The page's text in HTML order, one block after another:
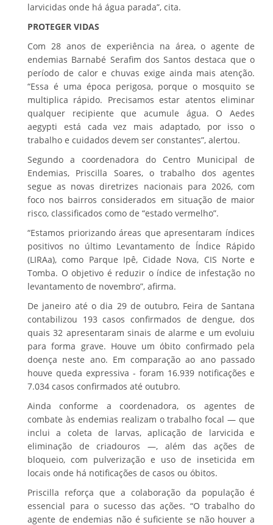
larvicidas onde há água parada”, cita.
PROTEGER VIDAS
Com 28 anos de experiência na área, o agente de
endemias Barnabé Serafim dos Santos destaca que o
período de calor e chuvas exige ainda mais atenção.
“Essa é uma época perigosa, porque o mosquito se
multiplica rápido. Precisamos estar atentos eliminar
qualquer recipiente que acumule água. O Aedes
aegypti está cada vez mais adaptado, por isso o
trabalho e cuidados devem ser constantes”, alertou.
Segundo a coordenadora do Centro Municipal de
Endemias, Priscilla Soares, o trabalho dos agentes
segue as novas diretrizes nacionais para 2026, com
foco nos bairros considerados em situação de maior
risco, classificados como de “estado vermelho”.
“Estamos priorizando áreas que apresentaram índices
positivos no último Levantamento de Índice Rápido
(LIRAa), como Parque Ipê, Cidade Nova, CIS Norte e
Tomba. O objetivo é reduzir o índice de infestação no
levantamento de novembro”, afirma.
De janeiro até o dia 29 de outubro, Feira de Santana
contabilizou 193 casos confirmados de dengue, dos
quais 32 apresentaram sinais de alarme e um evoluiu
para forma grave. Houve um óbito confirmado pela
doença neste ano. Em comparação ao ano passado
houve queda expressiva - foram 16.939 notificações e
7.034 casos confirmados até outubro.
Ainda conforme a coordenadora, os agentes de
combate às endemias realizam o trabalho focal — que
inclui a coleta de larvas, aplicação de larvicida e
eliminação de criadouros —, além das ações de
bloqueio, com pulverização e uso de inseticida em
locais onde há notificações de casos ou óbitos.
Priscilla reforça que a colaboração da população é
essencial para o sucesso das ações. “O trabalho do
agente de endemias não é suficiente se não houver a